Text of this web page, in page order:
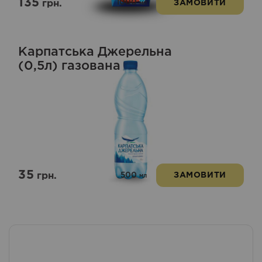
135грн. 1000мл ЗАМОВИТИ
Карпатська Джерельна
(0,5л) газована
35грн. 500мл ЗАМОВИТИ